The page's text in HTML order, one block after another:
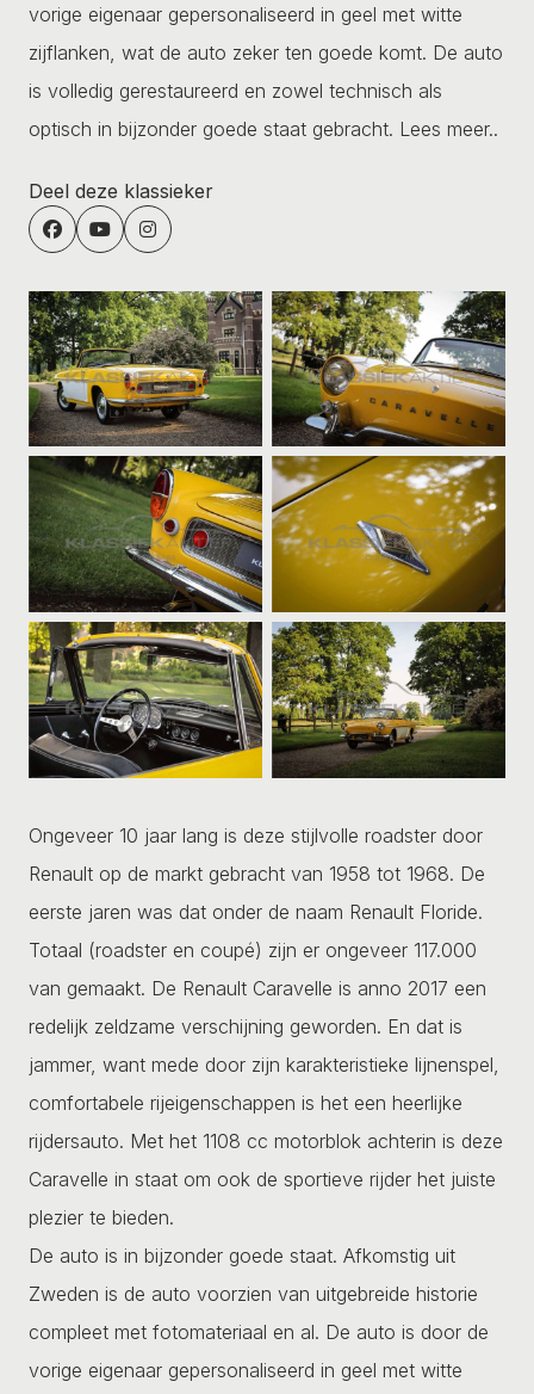
vorige eigenaar gepersonaliseerd in geel met witte
zijflanken, wat de auto zeker ten goede komt. De auto
is volledig gerestaureerd en zowel technisch als
optisch in bijzonder goede staat gebracht. Lees meer..
Deel deze klassieker
Ongeveer 10 jaar lang is deze stijlvolle roadster door
Renault op de markt gebracht van 1958 tot 1968. De
eerste jaren was dat onder de naam Renault Floride.
Totaal (roadster en coupé) zijn er ongeveer 117.000
van gemaakt. De Renault Caravelle is anno 2017 een
redelijk zeldzame verschijning geworden. En dat is
jammer, want mede door zijn karakteristieke lijnenspel,
comfortabele rijeigenschappen is het een heerlijke
rijdersauto. Met het 1108 cc motorblok achterin is deze
Caravelle in staat om ook de sportieve rijder het juiste
plezier te bieden.
De auto is in bijzonder goede staat. Afkomstig uit
Zweden is de auto voorzien van uitgebreide historie
compleet met fotomateriaal en al. De auto is door de
vorige eigenaar gepersonaliseerd in geel met witte